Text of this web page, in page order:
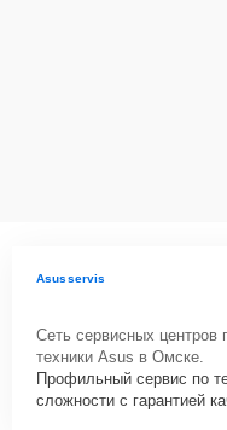
Asusservis
Сеть сервисных центров
техники Asus в Омске.
Профильный сервис по
сложности с гарантией